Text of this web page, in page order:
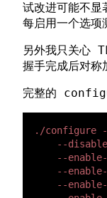
试改进可能不
每启用一个选项
另外我只关心
握手完成后对称
完整的
./configure
--
--
--
--